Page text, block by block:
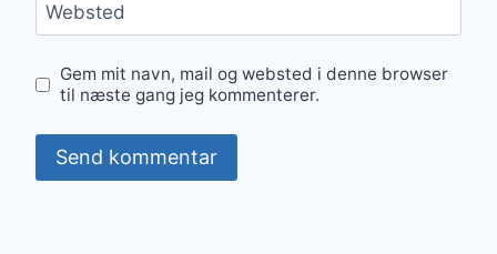
Websted
Gem mit navn, mail og websted i denne browser
til næste gang jeg kommenterer.